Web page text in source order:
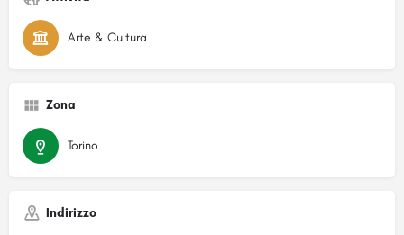
Arte & Cultura
Zona
Torino
Indirizzo